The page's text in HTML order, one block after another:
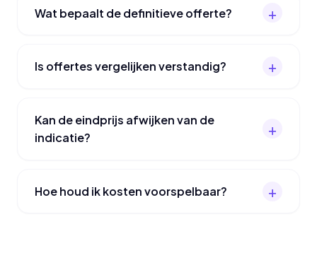
Wat bepaalt de definitieve offerte?
Is offertes vergelijken verstandig?
Kan de eindprijs afwijken van de
indicatie?
Hoe houd ik kosten voorspelbaar?